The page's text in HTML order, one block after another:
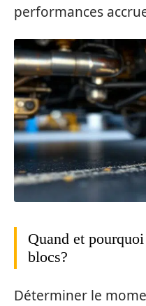
performances
Quand et
blocs?
Déterminer le